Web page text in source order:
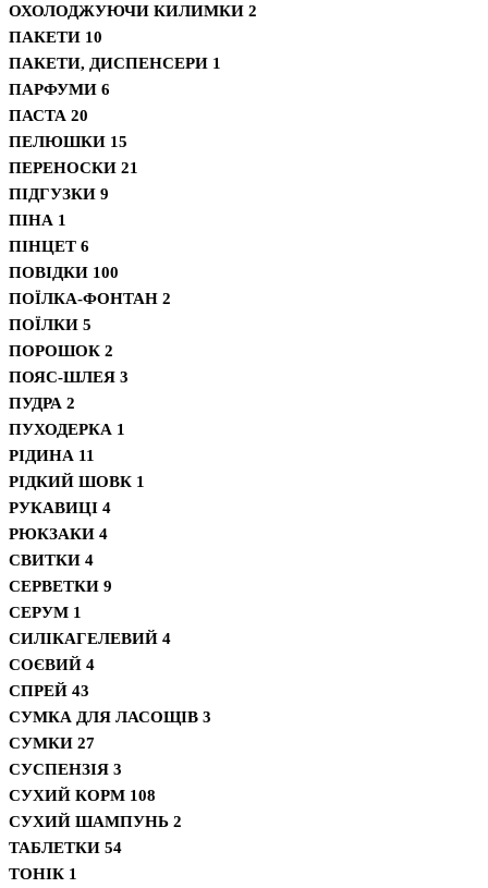
ОХОЛОДЖУЮЧИ КИЛИМКИ 2
ПАКЕТИ 10
ПАКЕТИ, ДИСПЕНСЕРИ 1
ПАРФУМИ 6
ПАСТА 20
ПЕЛЮШКИ 15
ПЕРЕНОСКИ 21
ПІДГУЗКИ 9
ПІНА 1
ПІНЦЕТ 6
ПОВІДКИ 100
ПОЇЛКА-ФОНТАН 2
ПОЇЛКИ 5
ПОРОШОК 2
ПОЯС-ШЛЕЯ 3
ПУДРА 2
ПУХОДЕРКА 1
РІДИНА 11
РІДКИЙ ШОВК 1
РУКАВИЦІ 4
РЮКЗАКИ 4
СВИТКИ 4
СЕРВЕТКИ 9
СЕРУМ 1
СИЛІКАГЕЛЕВИЙ 4
СОЄВИЙ 4
СПРЕЙ 43
СУМКА ДЛЯ ЛАСОЩІВ 3
СУМКИ 27
СУСПЕНЗІЯ 3
СУХИЙ КОРМ 108
СУХИЙ ШАМПУНЬ 2
ТАБЛЕТКИ 54
ТОНІК 1